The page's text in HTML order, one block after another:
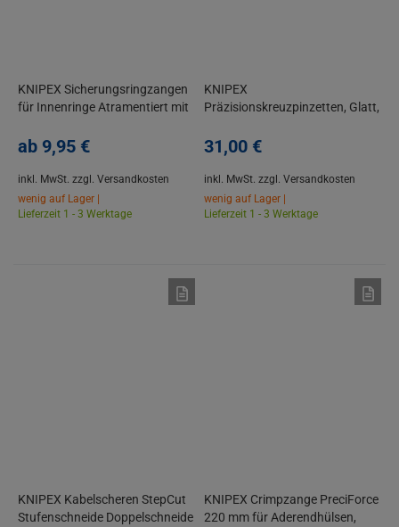
KNIPEX Sicherungsringzangen
für Innenringe Atramentiert mit
ab 9,95 €
inkl. MwSt. zzgl. Versandkosten
wenig auf Lager |
Lieferzeit 1 - 3 Werktage
KNIPEX
Präzisionskreuzpinzetten, Glatt,
31,00 €
inkl. MwSt. zzgl. Versandkosten
wenig auf Lager |
Lieferzeit 1 - 3 Werktage
KNIPEX Kabelscheren StepCut
Stufenschneide Doppelschneide
KNIPEX Crimpzange PreciForce
220 mm für Aderendhülsen,